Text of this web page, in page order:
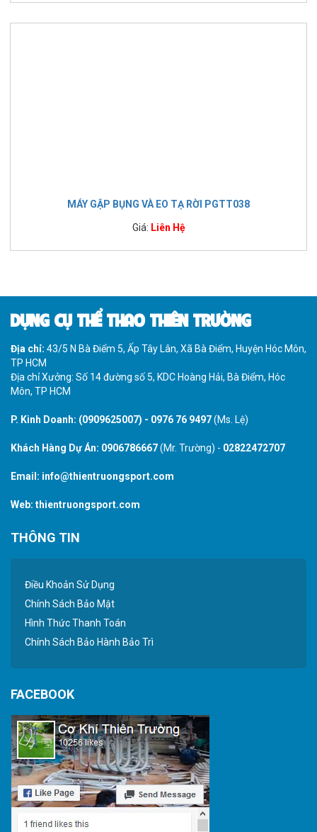
MÁY GẬP BỤNG VÀ EO TẠ RỜI PGTT038
Giá: Liên Hệ
DỤNG CỤ THỂ THAO THIÊN TRƯỜNG
Địa chỉ: 43/5 N Bà Điểm 5, Ấp Tây Lân, Xã Bà Điểm, Huyện Hóc Môn,
TP HCM
Địa chỉ Xưởng: Số 14 đường số 5, KDC Hoàng Hải, Bà Điểm, Hóc
Môn, TP HCM
P. Kinh Doanh: (0909625007) - 0976 76 9497(Ms. Lệ)
Khách Hàng Dự Án: 0906786667(Mr. Trường) - 02822472707
Email: info@thientruongsport.com
Web: thientruongsport.com
THÔNG TIN
Điều Khoản Sử Dụng
Chính Sách Bảo Mật
Hình Thức Thanh Toán
Chính Sách Bảo Hành Bảo Trì
FACEBOOK